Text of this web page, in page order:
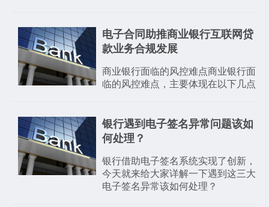
电子合同助推商业银行互联网贷
款业务合规发展
商业银行面临的风控难点商业银行面
临的风控难点，主要体现在以下几点
银行遇到电子签名异常问题该如
何处理？
银行借助电子签名系统实现了创新，
今天就来给大家详解一下遇到这三大
电子签名异常该如何处理？